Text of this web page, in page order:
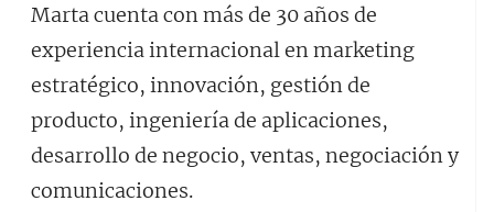
Marta cuenta con más de 30 años de
experiencia internacional en marketing
estratégico, innovación, gestión de
producto, ingeniería de aplicaciones,
desarrollo de negocio, ventas, negociación y
comunicaciones.